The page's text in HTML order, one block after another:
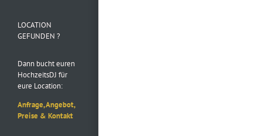
LOCATION
GEFUNDEN ?
Dann bucht euren
HochzeitsDJ für
eure Location:
Anfrage, Angebot,
Preise & Kontakt